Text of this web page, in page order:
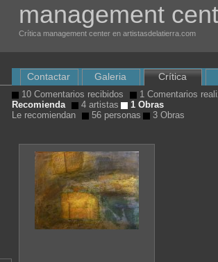
management
Crítica management center en artistasdelatierra.com
Contactar Galeria Crítica
10 Comentarios recibidos
1 Comentarios
Recomienda
4 artistas
1 Obras
Le recomiendan
56 personas 3 Obras